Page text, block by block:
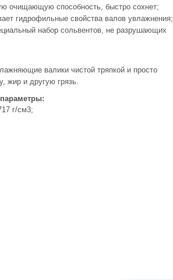
очищающую способность, быстро сохнет;
гидрофильные свойства валов увлажнения;
набор сольвентов, не разрушающих
валики чистой тряпкой и просто
жир и другую грязь.
г/см3;